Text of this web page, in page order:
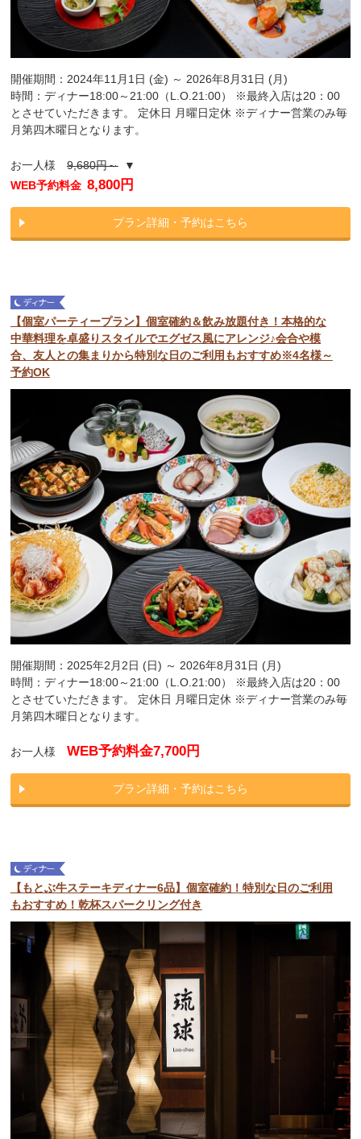
開催期間：2024年11月1日 (金) ～ 2026年8月31日 (月)
時間：ディナー18:00～21:00（L.O.21:00） ※最終入店は20：00
とさせていただきます。 定休日 月曜日定休 ※ディナー営業のみ毎
月第四木曜日となります。
お一人様9,680円～▼
WEB予約料金 8,800円
プラン詳細・予約はこちら
【個室パーティープラン】個室確約＆飲み放題付き！本格的な
中華料理を卓盛りスタイルでエグゼス風にアレンジ♪会合や模
合、友人との集まりから特別な日のご利用もおすすめ※4名様～
予約OK
開催期間：2025年2月2日 (日) ～ 2026年8月31日 (月)
時間：ディナー18:00～21:00（L.O.21:00） ※最終入店は20：00
とさせていただきます。 定休日 月曜日定休 ※ディナー営業のみ毎
月第四木曜日となります。
お一人様 WEB予約料金7,700円
プラン詳細・予約はこちら
【もとぶ牛ステーキディナー6品】個室確約！特別な日のご利用
もおすすめ！乾杯スパークリング付き